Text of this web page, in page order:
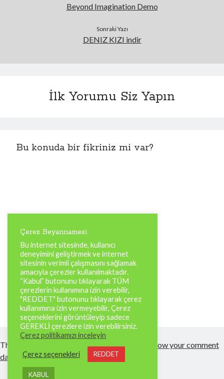
Beyond Imagination Demo
Sonraki Yazı
DENIZ KIZI indir
İlk Yorumu Siz Yapın
Bu konuda bir fikriniz mi var?
This site uses Akismet to reduce spam.
Learn how your comment
data is processed.
Çerez Beyannamesi
Bu internet sitesinde, kullanıcı
deneyimini geliştirmek ve internet
sitesinin verimli çalışmasını sağlamak
amacıyla çerezler kullanılmaktadır.
“Kabul” butonunu tıklayarak TÜM
çerezlerin kullanımına izin verebilir,
"REDDET" butonunu tıklayarak çerez
kullanımına izin vermeyebilir, Çerez
seçeneklerini görüntüleyip sadece
GEREKLİ çerezlere izin verebilirsiniz.
Çerez politikamızı inceleyin
Çerez seçenekleri REDDET
KABUL